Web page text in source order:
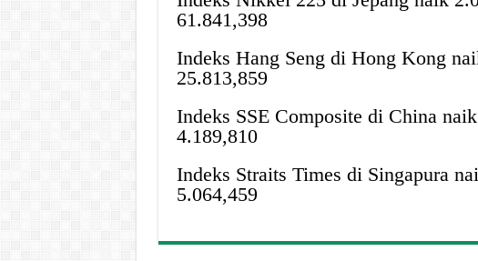
61.841,398
Indeks Hang Seng di Hong Kong
25.813,859
Indeks SSE Composite di China
4.189,810
Indeks Straits Times di Singapura
5.064,459